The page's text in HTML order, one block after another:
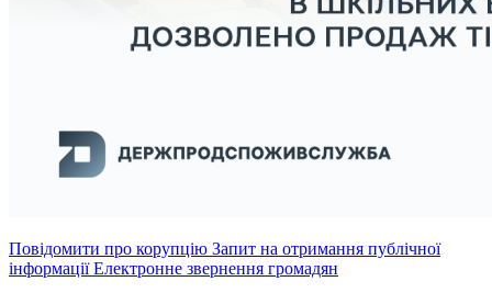
Повідомити про корупцію Запит на отримання публічної
інформаціїЕлектронне звернення громадян